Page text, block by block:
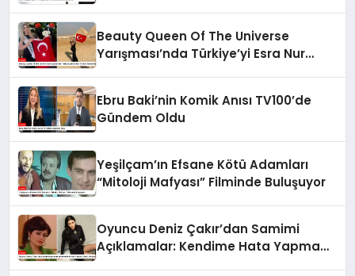
Beauty Queen Of The Universe
Yarışması’nda Türkiye’yi Esra Nur
Ebru Baki’nin Komik Anısı TV100’de
Gündem Oldu
Yeşilçam’ın Efsane Kötü Adamları
“Mitoloji Mafyası” Filminde Buluşuyor
Oyuncu Deniz Çakır’dan Samimi
Açıklamalar: Kendime Hata Yapma